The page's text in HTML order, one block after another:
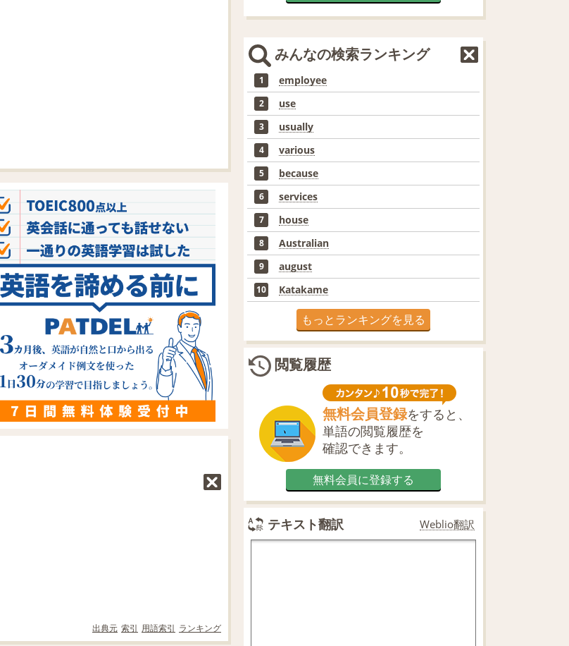
出典元 索引 用語索引 ランキング
みんなの検索ランキング
1 employee
2 use
3 usually
4 various
5 because
6 services
7 house
8 Australian
9 august
10 Katakame
もっとランキングを見る
閲覧履歴
無料会員登録をすると、
単語の閲覧履歴を
確認できます。
無料会員に登録する
テキスト翻訳 Weblio翻訳